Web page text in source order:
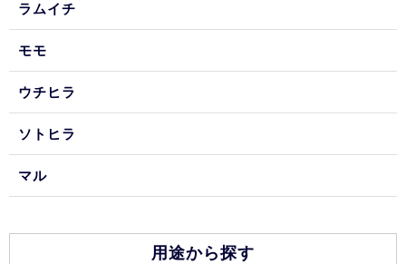
ラムイチ
モモ
ウチヒラ
ソトヒラ
マル
用途から探す